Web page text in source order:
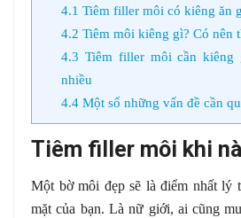
4.1 Tiêm filler môi có kiêng ăn
4.2 Tiêm môi kiêng gì? Có nên
4.3 Tiêm filler môi cần
nhiều
4.4Một số những vấn đề cần
Tiêm filler môi khi
Một bờ môi đẹp sẽ là điểm nhất lý
mặt của bạn. Là nữ giới, ai cũng